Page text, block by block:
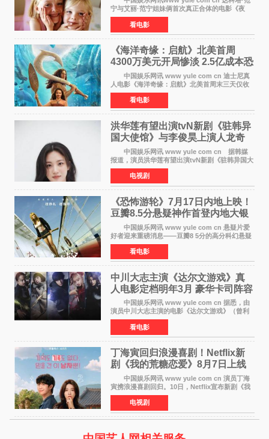
宁与艾丽·范宁姐妹俩首次真正合体的电影《夜
莺》再度改档，从原定的2027年2月12日推迟至
同年3月19日北美上映，片方希望借此利用春假档
期争取更多年轻
看电影
《海洋奇缘：启航》北美首周
4300万美元开局惨淡 2.5亿成本恐
巨亏1亿
中国娱乐网讯 www yule com cn 迪士尼真
人电影《海洋奇缘：启航》北美首周末三天仅收
4300万美元（开画3827馆），中国内地首周票房
仅840万元人民币，全球开画票房约9500万美
元，远低于业内
看电影
洪华莲有望出演tvN新剧《驻韩异
国大使馆》与李俊昊上演人龙奇
幻罗曼史
中国娱乐网讯 www yule com cn 据韩媒
报道，演员洪华莲有望出演tvN新剧《驻韩异国大
使馆》女主角，与李俊昊合作，引发观众期
待。 该剧讲述了一位因管理驻韩异国大使馆
（负责管理居住在大
电视剧
《恐怖游轮》7月17日内地上映！
豆瓣8.5分悬疑神作首登内地大银
中国娱乐网讯 www yule com cn 悬疑片爱
好者迎来重磅消息——豆瓣8 5分的高分科幻悬疑
电影《恐怖游轮》正式宣布定档7月17日在内地上
映。这部由英国导演克里斯托弗·史密斯执导、惊
悚片女王梅
看电影
中川大志主演《达尔文游戏》真
人电影定档明年3月 豪华卡司阵容
公开
中国娱乐网讯 www yule com cn 据悉，由
演员中川大志主演的电影《达尔文游戏》（曾利
文彦执导）将于明年3月12日上映，该消息于7月9
日公布。 本片为累计发行量突破1000万册的
同名漫画的真
看电影
丁海寅回归浪漫喜剧！Netflix新
剧《我的荒糖恋爱》8月7日上线
中国娱乐网讯 www yule com cn 演员丁海
寅携浪漫喜剧回归。10日，Netflix宣布新剧《我
的荒糖恋爱》将于下月7日上线。 《我的荒糖
恋爱》是一部浪漫喜剧，讲述患上失忆症的检察
官高恩彩与
电视剧